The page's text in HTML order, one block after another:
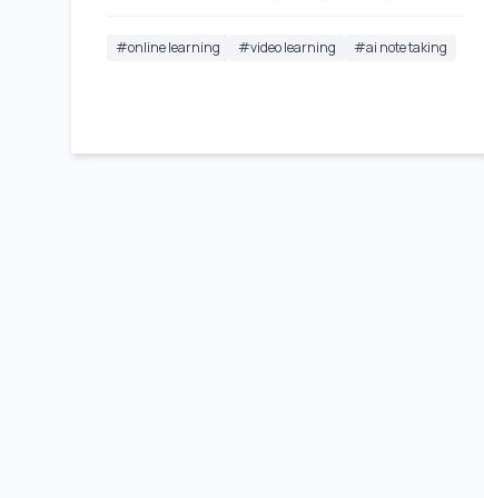
#online learning #video learning #ai note taking